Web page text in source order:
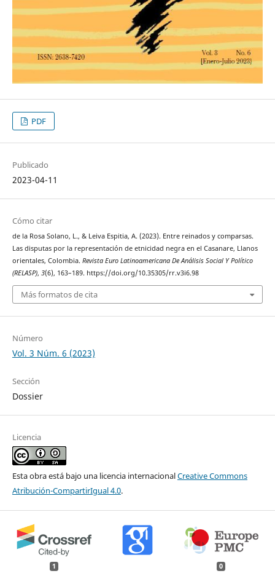
PDF
Publicado
2023-04-11
Cómo citar
de la Rosa Solano, L., & Leiva Espitia, A. (2023). Entre reinados y comparsas.
Las disputas por la representación de etnicidad negra en el Casanare, Llanos
orientales, Colombia. Revista Euro Latinoamericana De Análisis Social Y Político
(RELASP), 3(6), 163–189. https://doi.org/10.35305/rr.v3i6.98
Más formatos de cita
Número
Vol. 3 Núm. 6 (2023)
Sección
Dossier
Licencia
Esta obra está bajo una licencia internacionalCreative Commons
Atribución-CompartirIgual 4.0.
1 0